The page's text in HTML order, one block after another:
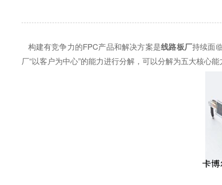
构建有竞争力的FPC产品和解决方案是线路板厂持续面
厂“以客户为中心”的能力进行分解，可以分解为五大核心能